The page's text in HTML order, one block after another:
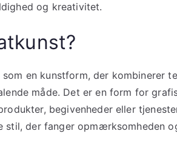
og kreativitet.
som en kunstform, der kombinerer
måde. Det er en form for
begivenheder eller
stil, der fanger opmærksomheden